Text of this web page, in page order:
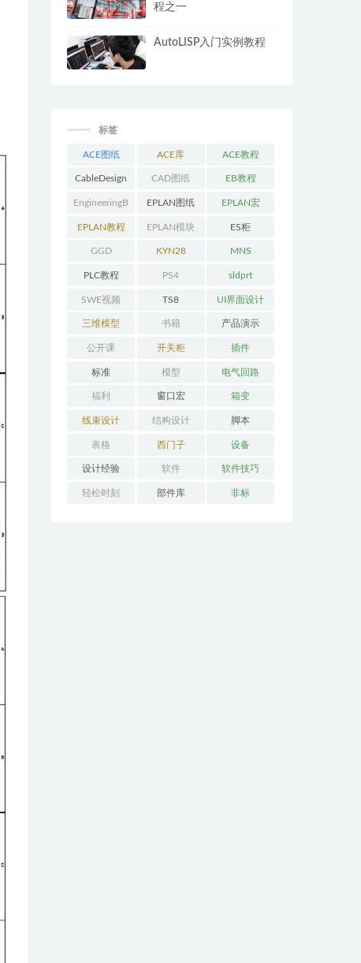
程之一
AutoLISP入门实例教程
标签
ACE图纸 ACE库 ACE教程
CableDesign CAD图纸 EB教程
EngineeringB
ase教程
EPLAN图纸 EPLAN宏
EPLAN教程 EPLAN模块 ES柜
GGD KYN28 MNS
PLC教程 PS4 sldprt
SWE视频 TS8 UI界面设计
三维模型 书籍 产品演示
公开课 开关柜 插件
标准 模型 电气回路
福利 窗口宏 箱变
线束设计 结构设计 脚本
表格 西门子 设备
设计经验 软件 软件技巧
轻松时刻 部件库 非标